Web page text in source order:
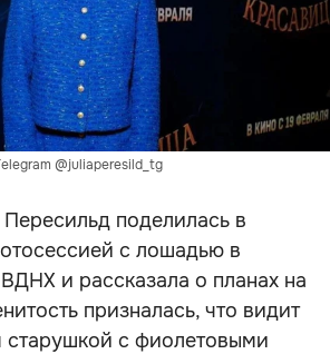
@juliaperesild_tg
поделилась в
с лошадью в
и рассказала о планах на
призналась, что видит
с фиолетовыми